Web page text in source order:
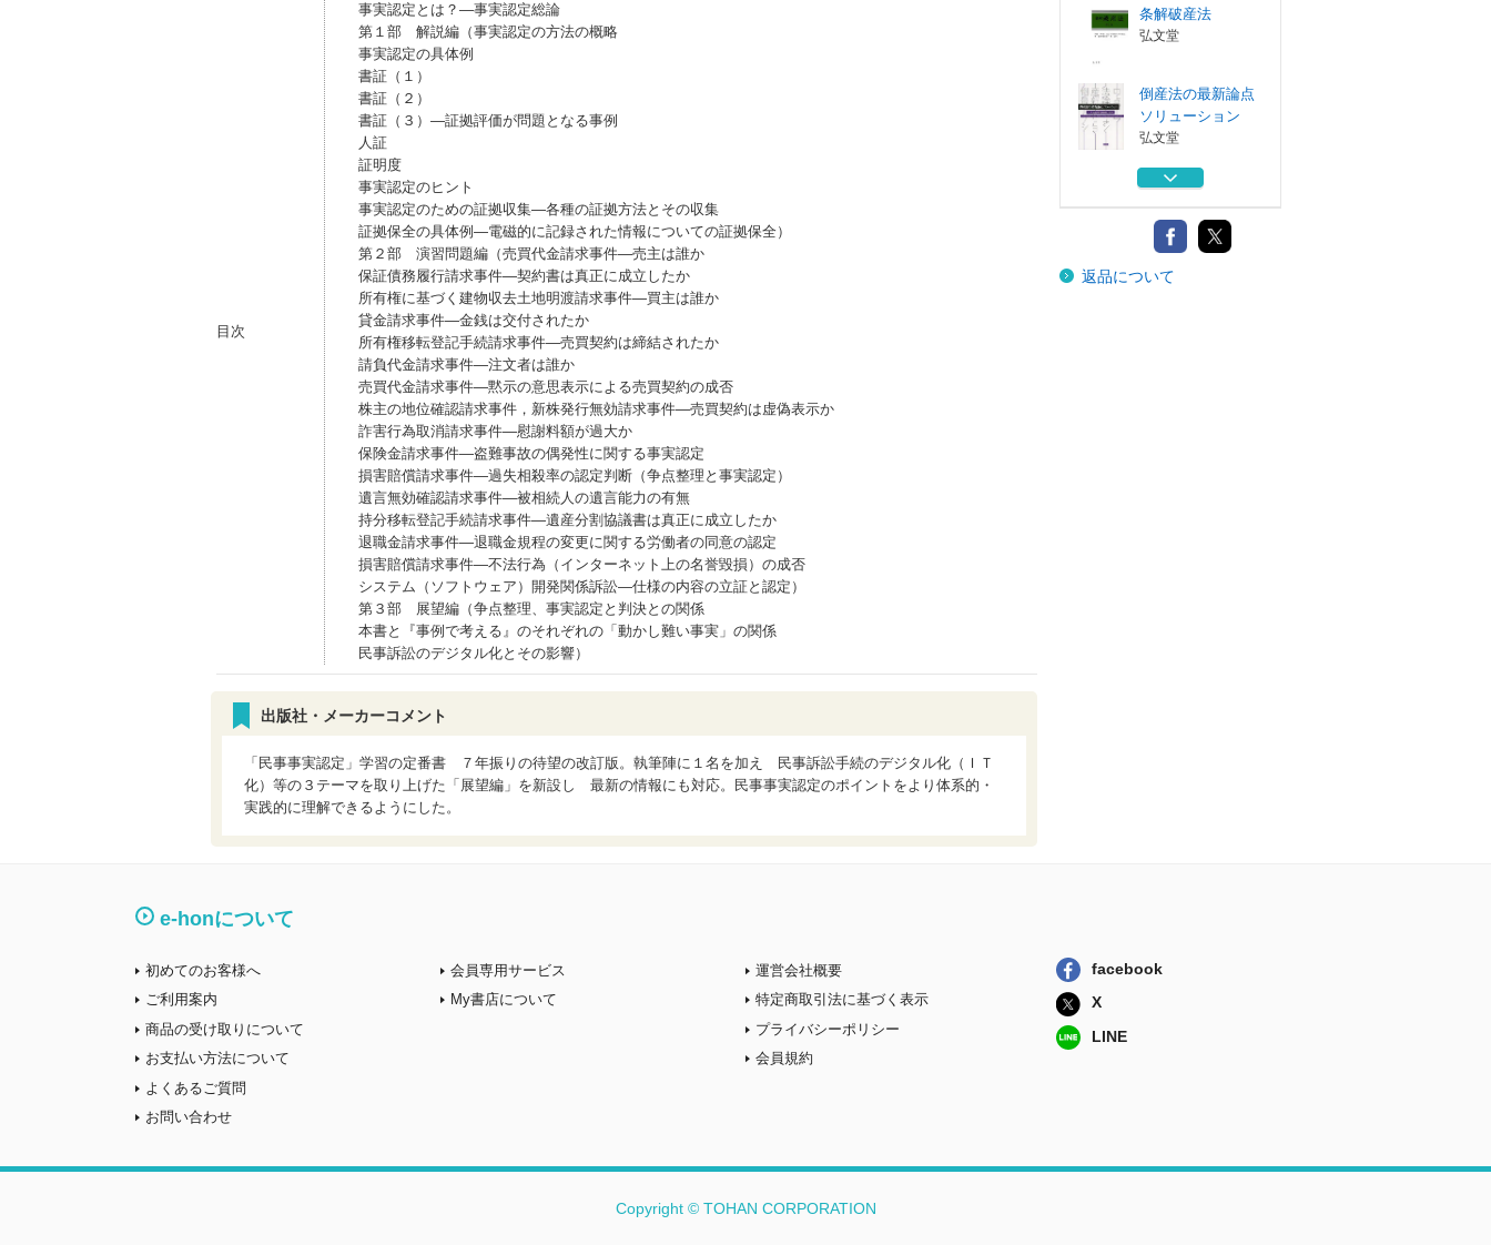
目次
事実認定とは？―事実認定総論
第１部 解説編（事実認定の方法の概略
事実認定の具体例
書証（１）
書証（２）
書証（３）―証拠評価が問題となる事例
人証
証明度
事実認定のヒント
事実認定のための証拠収集―各種の証拠方法とその収集
証拠保全の具体例―電磁的に記録された情報についての証拠保全）
第２部 演習問題編（売買代金請求事件―売主は誰か
保証債務履行請求事件―契約書は真正に成立したか
所有権に基づく建物収去土地明渡請求事件―買主は誰か
貸金請求事件―金銭は交付されたか
所有権移転登記手続請求事件―売買契約は締結されたか
請負代金請求事件―注文者は誰か
売買代金請求事件―黙示の意思表示による売買契約の成否
株主の地位確認請求事件，新株発行無効請求事件―売買契約は虚偽表示か
詐害行為取消請求事件―慰謝料額が過大か
保険金請求事件―盗難事故の偶発性に関する事実認定
損害賠償請求事件―過失相殺率の認定判断（争点整理と事実認定）
遺言無効確認請求事件―被相続人の遺言能力の有無
持分移転登記手続請求事件―遺産分割協議書は真正に成立したか
退職金請求事件―退職金規程の変更に関する労働者の同意の認定
損害賠償請求事件―不法行為（インターネット上の名誉毀損）の成否
システム（ソフトウェア）開発関係訴訟―仕様の内容の立証と認定）
第３部 展望編（争点整理、事実認定と判決との関係
本書と『事例で考える』のそれぞれの「動かし難い事実」の関係
民事訴訟のデジタル化とその影響）
出版社・メーカーコメント
「民事事実認定」学習の定番書 ７年振りの待望の改訂版。執筆陣に１名を加え 民事訴訟手続のデジタル化（ＩＴ
化）等の３テーマを取り上げた「展望編」を新設し 最新の情報にも対応。民事事実認定のポイントをより体系的・
実践的に理解できるようにした。
条解破産法
弘文堂
倒産法の最新論点
ソリューション
弘文堂
債権法改正と裁判
商事法務
民事要件事実講座
３
返品について
e-honについて
初めてのお客様へ
ご利用案内
商品の受け取りについて
お支払い方法について
よくあるご質問
お問い合わせ
会員専用サービス
My書店について
運営会社概要
特定商取引法に基づく表示
プライバシーポリシー
会員規約
facebook
X
LINE
Copyright © TOHAN CORPORATION